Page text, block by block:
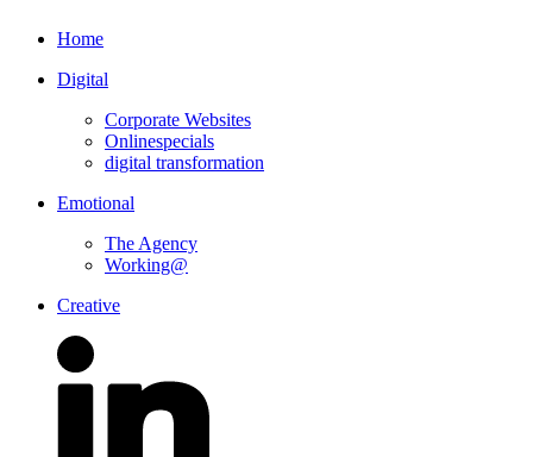
Home
Digital
Corporate Websites
Onlinespecials
digital transformation
Emotional
The Agency
Working@
Creative